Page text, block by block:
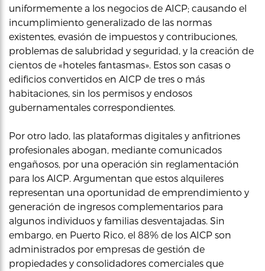
uniformemente a los negocios de AICP; causando el
incumplimiento generalizado de las normas
existentes, evasión de impuestos y contribuciones,
problemas de salubridad y seguridad, y la creación de
cientos de «hoteles fantasmas». Estos son casas o
edificios convertidos en AICP de tres o más
habitaciones, sin los permisos y endosos
gubernamentales correspondientes.
Por otro lado, las plataformas digitales y anfitriones
profesionales abogan, mediante comunicados
engañosos, por una operación sin reglamentación
para los AICP. Argumentan que estos alquileres
representan una oportunidad de emprendimiento y
generación de ingresos complementarios para
algunos individuos y familias desventajadas. Sin
embargo, en Puerto Rico, el 88% de los AICP son
administrados por empresas de gestión de
propiedades y consolidadores comerciales que